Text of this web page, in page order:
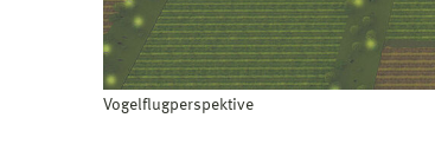
Vogelflugperspektive